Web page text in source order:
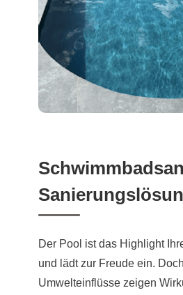
Der Pool ist das Highlight
und lädt zur Freude ein.
Umwelteinflüsse zeigen